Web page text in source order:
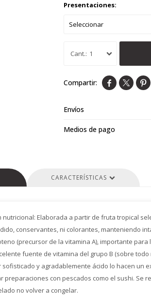
Presentaciones:
1
  
Envíos
Medios de pago
CARACTERÍSTICAS
nutricional: Elaborada a partir de fruta tropical
conservantes, ni colorantes, manteniendo
(precursor de la vitamina A), importante para
fuente de vitamina del grupo B (sobre
y agradablemente ácido lo hacen un
con pescados como el sushi. Se
no volver a congelar.